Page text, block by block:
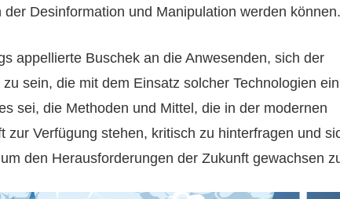
Desinformation und Manipulation werden können.
appellierte Buschek an die Anwesenden, sich der
sein, die mit dem Einsatz solcher Technologien
sei, die Methoden und Mittel, die in der modernen
zur Verfügung stehen, kritisch zu hinterfragen und
den Herausforderungen der Zukunft gewachsen